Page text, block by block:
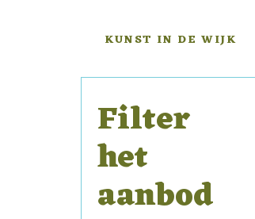
KUNST IN DE WIJK
Filter
het
aanbod